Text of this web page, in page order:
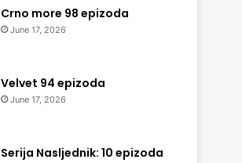
Crno more 98 epizoda
June 17, 2026
Velvet 94 epizoda
June 17, 2026
Serija Nasljednik: 10 epizoda